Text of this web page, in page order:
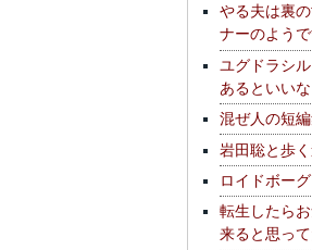
やる夫は裏
ナーのよう
ユグドラシル
あるといいな
混ぜ人の短
岩田聡と歩
ロイドボーグ
転生したら
来ると思っ